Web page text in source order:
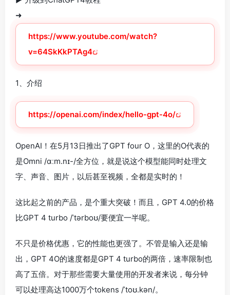
➜
https://www.youtube.com/watch?
v=64SkKkPTAg4
1、介绍
https://openai.com/index/hello-gpt-4o/
OpenAI！在5月13日推出了GPT four O，这里的O代表的
是Omni /ɑːm.nɪ-/全方位，就是说这个模型能同时处理文
字、声音、图片，以后甚至视频，全都是实时的！
这比起之前的产品，是个重大突破！而且，GPT 4.0的价格
比GPT 4 turbo /ˈtərboʊ/要便宜一半呢。
不只是价格优惠，它的性能也更强了。不管是输入还是输
出，GPT 4O的速度都是GPT 4 turbo的两倍，速率限制也
高了五倍。对于那些需要大量使用的开发者来说，每分钟
可以处理高达1000万个tokens /ˈtoʊ.kən/。